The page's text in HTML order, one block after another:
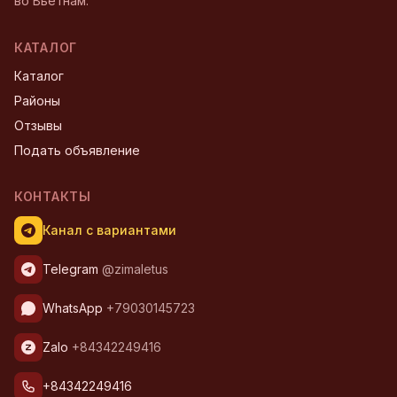
КАТАЛОГ
Каталог
Районы
Отзывы
Подать объявление
КОНТАКТЫ
Канал с вариантами
Telegram @zimaletus
WhatsApp +79030145723
Zalo +84342249416
+84342249416